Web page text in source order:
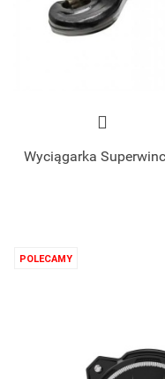
Wyciągarka
POLECAMY